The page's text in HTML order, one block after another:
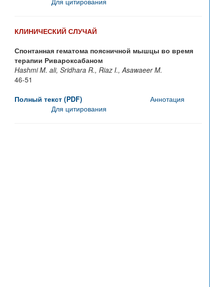
КЛИНИЧЕСКИЙ СЛУЧАЙ
Спонтанная гематома поясничной мышцы во время
терапии Ривароксабаном
Hashmi M. ali, Sridhara R., Riaz I., Asawaeer M.
46-51
Полный текст (PDF)
Аннотация
Для цитирования